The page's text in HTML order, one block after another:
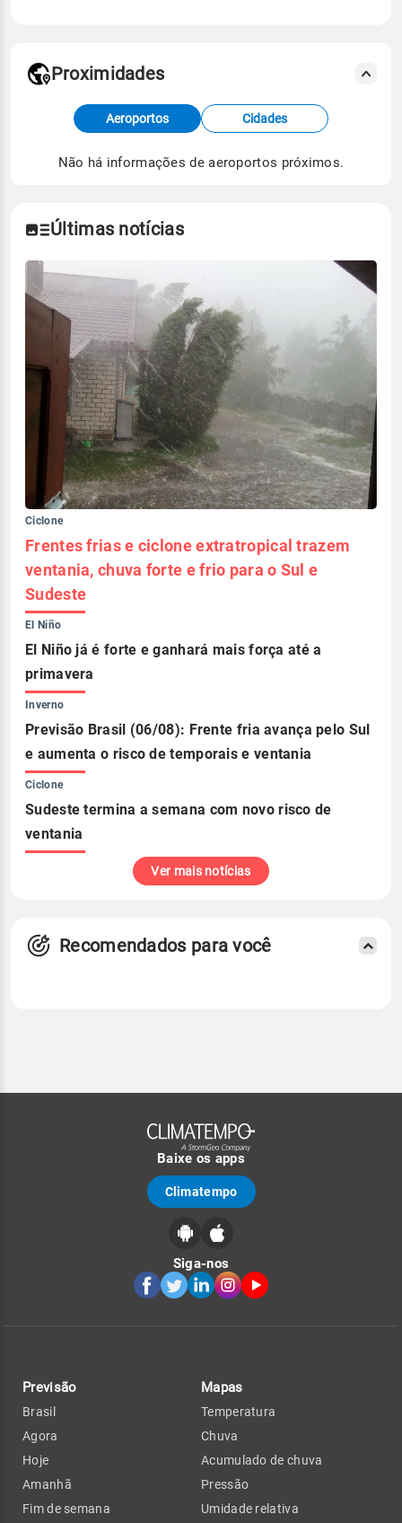
Fonte: dados combinados de estações
meteorológicas e satélite do Centro de Previsão
de Tempo e Estudos Climáticos (CPTEC).
Proximidades
Aeroportos Cidades
Não há informações de aeroportos próximos.
Últimas notícias
Ciclone
Frentes frias e ciclone extratropical trazem
ventania, chuva forte e frio para o Sul e
Sudeste
El Niño
El Niño já é forte e ganhará mais força até a
primavera
Inverno
Previsão Brasil (06/08): Frente fria avança pelo Sul
e aumenta o risco de temporais e ventania
Ciclone
Sudeste termina a semana com novo risco de
ventania
Ver mais notícias
Recomendados para você
Baixe os apps
Climatempo
Siga-nos
Previsão
Brasil
Agora
Hoje
Amanhã
Fim de semana
Mapas
Temperatura
Chuva
Acumulado de chuva
Pressão
Umidade relativa